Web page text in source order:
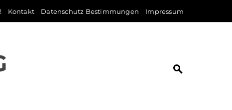
Kontakt Datenschutz Bestimmungen Impressum